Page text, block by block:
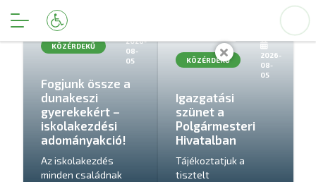
KÖZÉRDEKŰ
2026-
08-
05
Fogjunk össze a
dunakeszi
gyerekekért –
iskolakezdési
adományakció!
Az iskolakezdés
minden családnak
KÖZÉRDEKŰ
2026-
08-
05
Igazgatási
szünet a
Polgármesteri
Hivatalban
Tájékoztatjuk a
tisztelt